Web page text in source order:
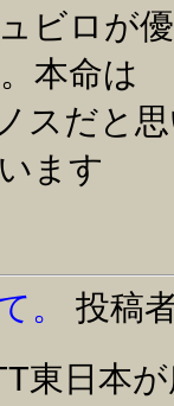
ビロが
本命は
スだと
ます
。
投稿
東日本